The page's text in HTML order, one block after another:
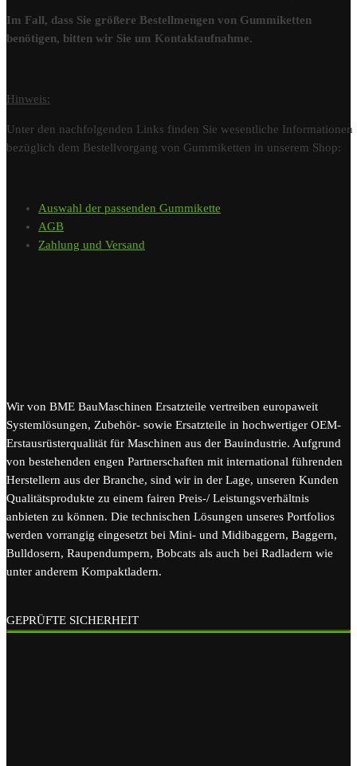
Im Fall, dass Sie größere Bestellmengen von Gummiketten
benötigen, bitten wir Sie um Kontaktaufnahme.
Hinweis:
Unter den nachfolgenden Links finden Sie wesentliche Informationen
bezüglich dem Bestellvorgang von Gummiketten in unserem Shop:
Auswahl der passenden Gummikette
AGB
Zahlung und Versand
Wir von BME BauMaschinen Ersatzteile vertreiben europaweit
Systemlösungen, Zubehör- sowie Ersatzteile in hochwertiger OEM-
Erstausrüsterqualität für Maschinen aus der Bauindustrie. Aufgrund
von bestehenden engen Partnerschaften mit international führenden
Herstellern aus der Branche, sind wir in der Lage, unseren Kunden
Qualitätsprodukte zu einem fairen Preis-/ Leistungsverhältnis
anbieten zu können. Die technischen Lösungen unseres Portfolios
werden vorrangig eingesetzt bei Mini- und Midibaggern, Baggern,
Bulldosern, Raupendumpern, Bobcats als auch bei Radladern wie
unter anderem Kompaktladern.
GEPRÜFTE SICHERHEIT